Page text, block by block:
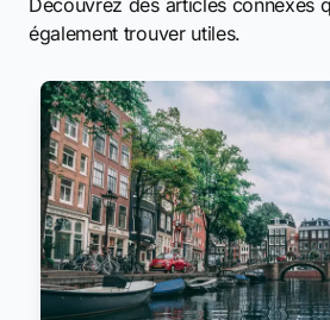
Découvrez des articles connexes
également trouver utiles.